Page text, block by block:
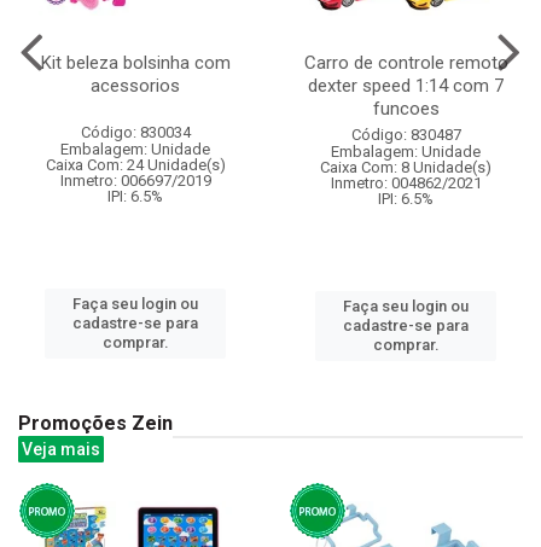
Kit beleza bolsinha com
acessorios
Código: 830034
Embalagem: Unidade
Caixa Com: 24 Unidade(s)
Inmetro: 006697/2019
IPI: 6.5%
Faça seu login ou
cadastre-se para
comprar.
Carro de controle remoto
dexter speed 1:14 com 7
funcoes
Código: 830487
Embalagem: Unidade
Caixa Com: 8 Unidade(s)
Inmetro: 004862/2021
IPI: 6.5%
Faça seu login ou
cadastre-se para
comprar.
Promoções Zein
Veja mais